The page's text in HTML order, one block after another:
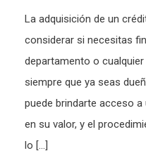
La adquisición de un
considerar si necesitas
departamento o
siempre que ya seas
puede brindarte acceso
en su valor, y el
lo […]